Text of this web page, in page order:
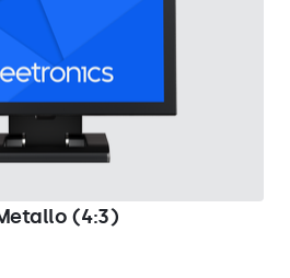
(4:3)